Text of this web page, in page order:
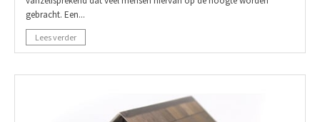
gebracht. Een...
Lees verder